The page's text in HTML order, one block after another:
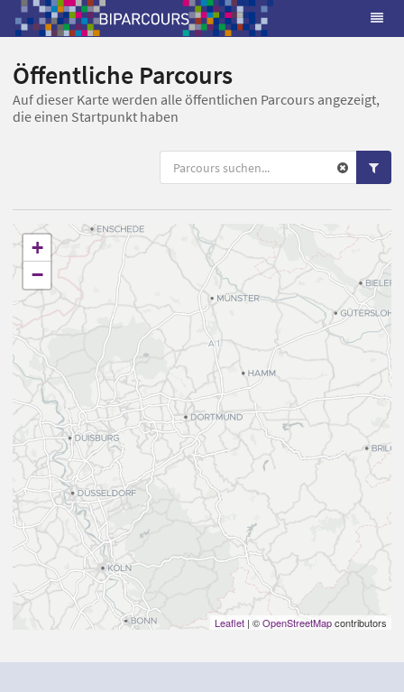
Öffentliche Parcours
Auf dieser Karte werden alle öffentlichen Parcours angezeigt,
die einen Startpunkt haben
+
−
Leaflet | ©OpenStreetMapcontributors